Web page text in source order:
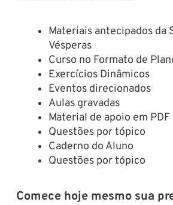
Materiais antecipados da
Vésperas
Curso no Formato de
Exercícios Dinâmicos
Eventos direcionados
Aulas gravadas
Material de apoio em PDF
Questões por tópico
Caderno do Aluno
Questões por tópico
Comece hoje mesmo sua